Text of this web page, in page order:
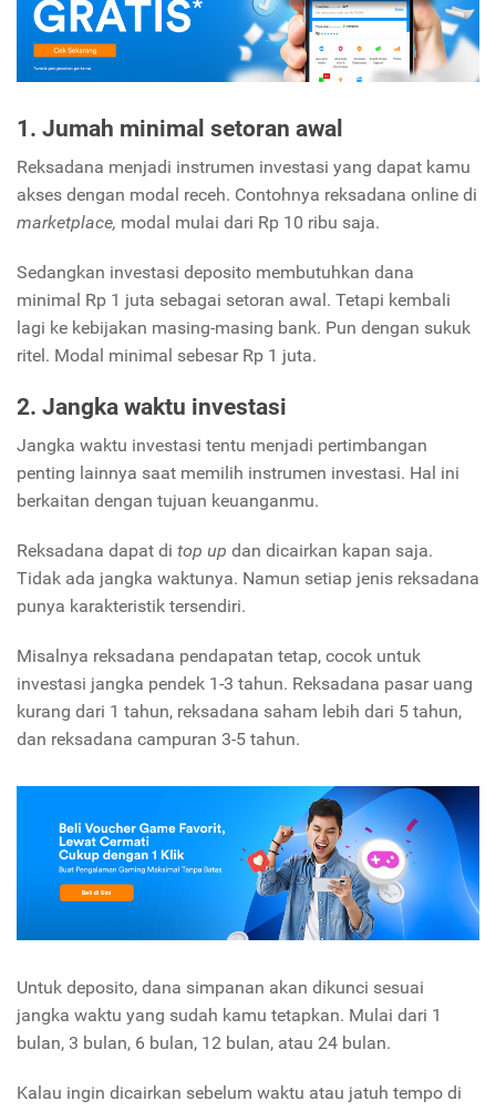
1. Jumah minimal setoran awal
Reksadana menjadi instrumen investasi yang dapat kamu
akses dengan modal receh. Contohnya reksadana online di
marketplace, modal mulai dari Rp 10 ribu saja.
Sedangkan investasi deposito membutuhkan dana
minimal Rp 1 juta sebagai setoran awal. Tetapi kembali
lagi ke kebijakan masing-masing bank. Pun dengan sukuk
ritel. Modal minimal sebesar Rp 1 juta.
2. Jangka waktu investasi
Jangka waktu investasi tentu menjadi pertimbangan
penting lainnya saat memilih instrumen investasi. Hal ini
berkaitan dengan tujuan keuanganmu.
Reksadana dapat di top up dan dicairkan kapan saja.
Tidak ada jangka waktunya. Namun setiap jenis reksadana
punya karakteristik tersendiri.
Misalnya reksadana pendapatan tetap, cocok untuk
investasi jangka pendek 1-3 tahun. Reksadana pasar uang
kurang dari 1 tahun, reksadana saham lebih dari 5 tahun,
dan reksadana campuran 3-5 tahun.
Untuk deposito, dana simpanan akan dikunci sesuai
jangka waktu yang sudah kamu tetapkan. Mulai dari 1
bulan, 3 bulan, 6 bulan, 12 bulan, atau 24 bulan.
Kalau ingin dicairkan sebelum waktu atau jatuh tempo di